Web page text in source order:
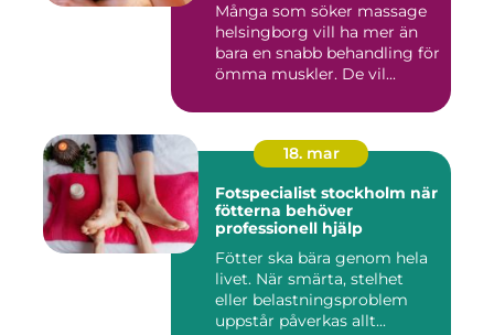
Många som söker massage
helsingborg vill ha mer än
bara en snabb behandling för
ömma muskler. De vil...
18. mar
Fotspecialist stockholm när
fötterna behöver
professionell hjälp
Fötter ska bära genom hela
livet. När smärta, stelhet
eller belastningsproblem
uppstår påverkas allt...